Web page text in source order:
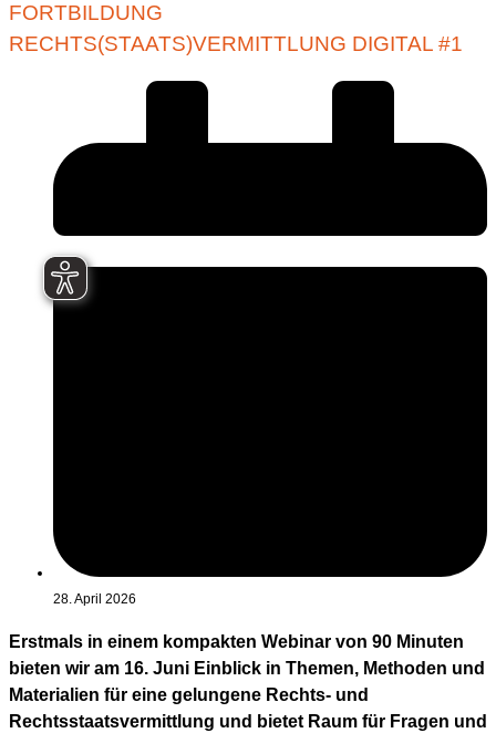
FORTBILDUNG
RECHTS(STAATS)VERMITTLUNG DIGITAL #1
28. April 2026
Erstmals in einem kompakten Webinar von 90 Minuten
bieten wir am 16. Juni Einblick in Themen, Methoden und
Materialien für eine gelungene Rechts- und
Rechtsstaatsvermittlung und bietet Raum für Fragen und